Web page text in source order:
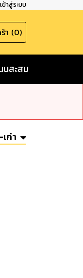
เข้าสู่ระบบ
า (0)
นสะสม
ก่า